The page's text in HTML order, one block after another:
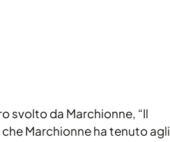
svolto da Marchionne, “Il
Marchionne ha tenuto agli